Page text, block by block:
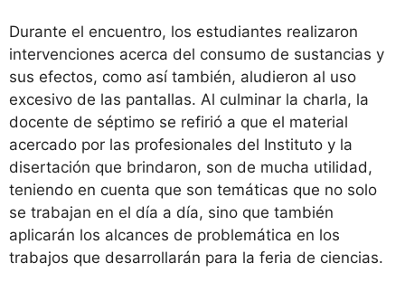
Durante el encuentro, los estudiantes realizaron
intervenciones acerca del consumo de sustancias y
sus efectos, como así también, aludieron al uso
excesivo de las pantallas. Al culminar la charla, la
docente de séptimo se refirió a que el material
acercado por las profesionales del Instituto y la
disertación que brindaron, son de mucha utilidad,
teniendo en cuenta que son temáticas que no solo
se trabajan en el día a día, sino que también
aplicarán los alcances de problemática en los
trabajos que desarrollarán para la feria de ciencias.